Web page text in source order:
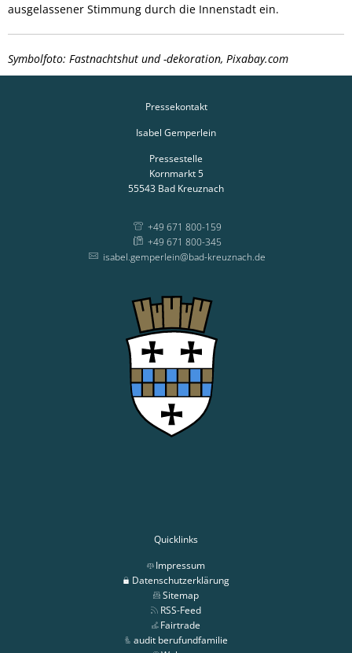
ausgelassener Stimmung durch die Innenstadt ein.
Symbolfoto: Fastnachtshut und -dekoration, Pixabay.com
Pressekontakt
Isabel Gemperlein
Pressestelle
Kornmarkt 5
55543 Bad Kreuznach
+49 671 800-159
+49 671 800-345
isabel.gemperlein@bad-kreuznach.de
Quicklinks
Impressum
Datenschutzerklärung
Sitemap
RSS-Feed
Fairtrade
audit berufundfamilie